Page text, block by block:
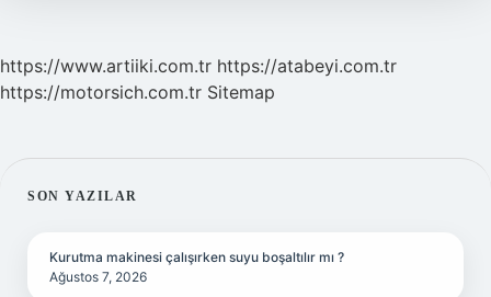
https://www.artiiki.com.tr https://atabeyi.com.tr
https://motorsich.com.tr Sitemap
SIDEBAR
SON YAZILAR
Kurutma makinesi çalışırken suyu boşaltılır mı ?
Ağustos 7, 2026